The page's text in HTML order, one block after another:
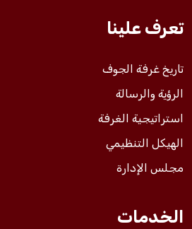
مشاريع الغرفة
تعرف علينا
تاريخ غرفة الجوف
الرؤية والرسالة
استراتيجية الغرفة
الهيكل التنظيمي
مجلس الإدارة
الخدمات